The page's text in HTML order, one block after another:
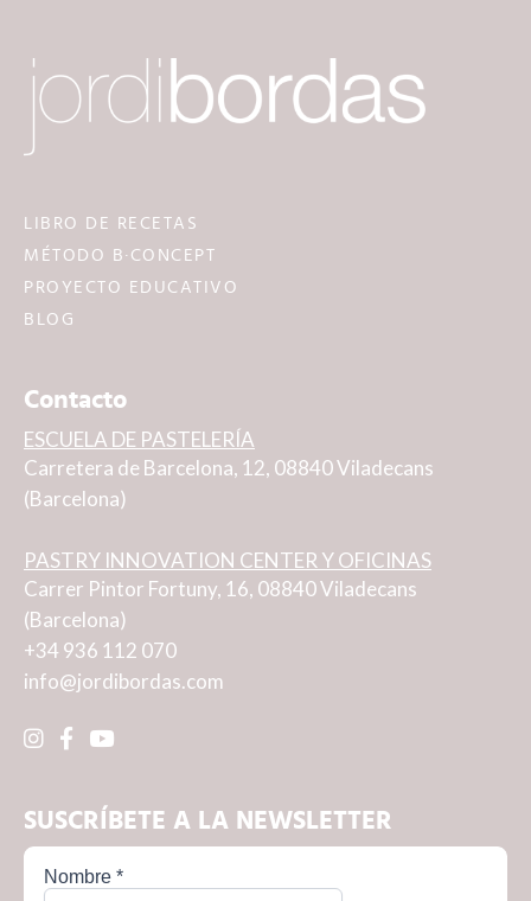
LIBRO DE RECETAS
MÉTODO B·CONCEPT
PROYECTO EDUCATIVO
BLOG
Contacto
ESCUELA DE PASTELERÍA
Carretera de Barcelona, 12, 08840 Viladecans
(Barcelona)
PASTRY INNOVATION CENTER Y OFICINAS
Carrer Pintor Fortuny, 16, 08840 Viladecans
(Barcelona)
+34 936 112 070
info@jordibordas.com
SUSCRÍBETE A LA NEWSLETTER